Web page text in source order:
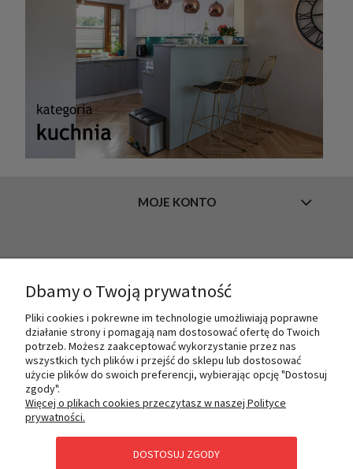
MOJE KONTO
INFORMACJE
O NAS
POMOC
Dbamy o Twoją prywatność
Pliki cookies i pokrewne im technologie umożliwiają poprawne
działanie strony i pomagają nam dostosować ofertę do Twoich
potrzeb. Możesz zaakceptować wykorzystanie przez nas
wszystkich tych plików i przejść do sklepu lub dostosować
użycie plików do swoich preferencji, wybierając opcję "Dostosuj
zgody".
Więcej o plikach cookies przeczytasz w naszej Polityce
prywatności.
DOSTOSUJ ZGODY